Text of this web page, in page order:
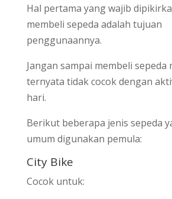
Hal pertama yang wajib
membeli sepeda adalah tujuan
penggunaannya.
Jangan sampai membeli sepeda
ternyata tidak cocok dengan
hari.
Berikut beberapa jenis sepeda
umum digunakan pemula:
City Bike
Cocok untuk: